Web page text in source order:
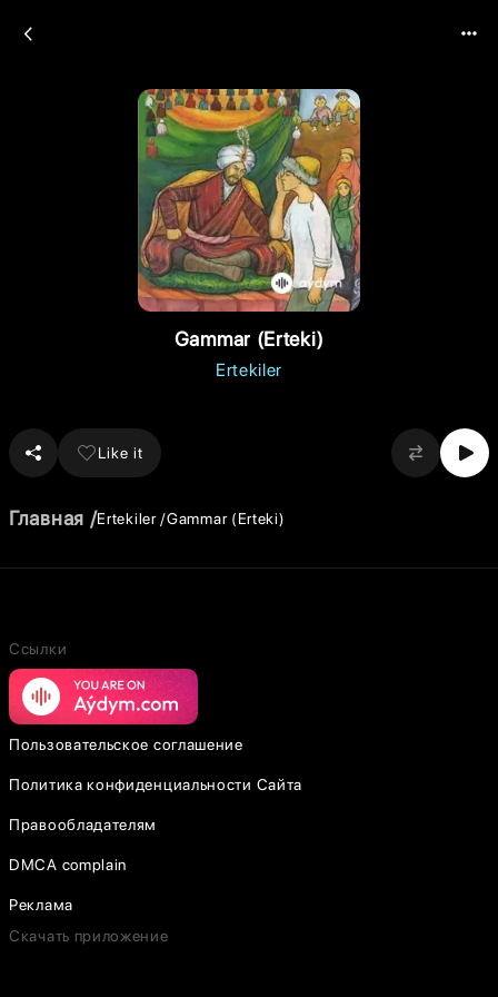
Gammar (Erteki)
Ertekiler
Like it
Главная Ertekiler Gammar (Erteki)
Ссылки
Пользовательское соглашение
Политика конфиденциальности Сайта
Правообладателям
DMCA complain
Реклама
Скачать приложение